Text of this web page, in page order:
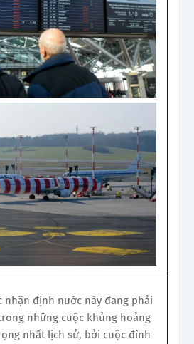
nhận định nước này đang phải
những cuộc khủng hoảng
nhất lịch sử, bởi cuộc đình